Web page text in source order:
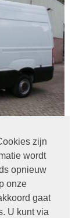
zijn
wordt
opnieuw
onze
gaat
U kunt via